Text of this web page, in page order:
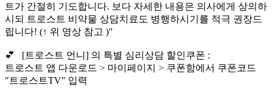
트가 간절히 기도합니다. 보다 자세한 내용은 의사에게 상의하
시되 트로스트 비약물 상담치료도 병행하시기를 적극 권장드
립니다! (↑ 위 영상 참고 )"
💕 [트로스트 언니] 의 특별 심리상담 할인쿠폰 :
트로스트 앱 다운로드 > 마이페이지 > 쿠폰함에서 쿠폰코드
"트로스트TV" 입력